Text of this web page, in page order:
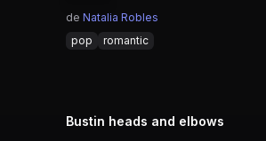
de Natalia Robles
pop
romantic
Bustin heads and elbows